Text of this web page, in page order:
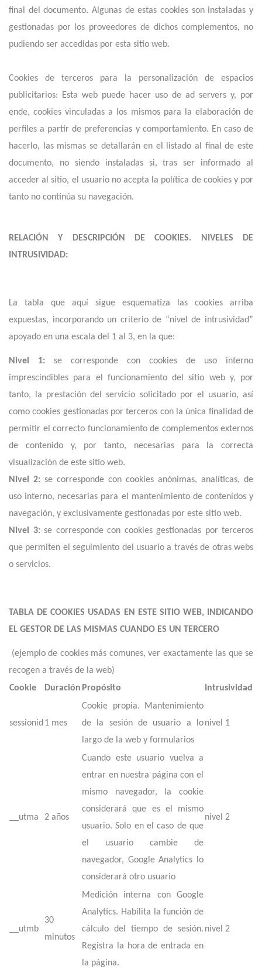
final del documento. Algunas de estas cookies son instaladas y
gestionadas por los proveedores de dichos complementos, no
pudiendo ser accedidas por esta sitio web.
Cookies de terceros para la personalización de espacios
publicitarios: Esta web puede hacer uso de ad servers y, por
ende, cookies vinculadas a los mismos para la elaboración de
perfiles a partir de preferencias y comportamiento. En caso de
hacerlo, las mismas se detallarán en el listado al final de este
documento, no siendo instaladas si, tras ser informado al
acceder al sitio, el usuario no acepta la política de cookies y por
tanto no continúa su navegación.
RELACIÓN Y DESCRIPCIÓN DE COOKIES. NIVELES DE
INTRUSIVIDAD:
La tabla que aquí sigue esquematiza las cookies arriba
expuestas, incorporando un criterio de “nivel de intrusividad”
apoyado en una escala del 1 al 3, en la que:
Nivel 1: se corresponde con cookies de uso interno
imprescindibles para el funcionamiento del sitio web y, por
tanto, la prestación del servicio solicitado por el usuario, así
como cookies gestionadas por terceros con la única finalidad de
permitir el correcto funcionamiento de complementos externos
de contenido y, por tanto, necesarias para la correcta
visualización de este sitio web.
Nivel 2: se corresponde con cookies anónimas, analíticas, de
uso interno, necesarias para el mantenimiento de contenidos y
navegación, y exclusivamente gestionadas por este sitio web.
Nivel 3:se corresponde con cookies gestionadas por terceros
que permiten el seguimiento del usuario a través de otras webs
o servicios.
TABLA DE COOKIES USADAS EN ESTE SITIO WEB, INDICANDO
EL GESTOR DE LAS MISMAS CUANDO ES UN TERCERO
(ejemplo de cookies más comunes, ver exactamente las que se
recogen a través de la web)
Cookie
Duración Propósito Intrusividad
sessionid 1 mes
Cookie propia. Mantenimiento
de la sesión de usuario a lo
largo de la web y formularios
nivel 1
__utma 2 años
Cuando este usuario vuelva a
entrar en nuestra página con el
mismo navegador, la cookie
considerará que es el mismo
usuario. Solo en el caso de que
el usuario cambie de
navegador, Google Analytics lo
considerará otro usuario
nivel 2
__utmb
30
minutos
Medición interna con Google
Analytics. Habilita la función de
cálculo del tiempo de sesión.
Registra la hora de entrada en
la página.
nivel 2